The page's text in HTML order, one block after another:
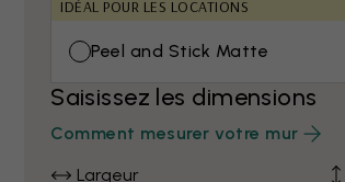
IDÉAL POUR LES LOCATIONS
Peel and Stick Matte
Saisissez les dimensions
Comment mesurer votre mur
Largeur